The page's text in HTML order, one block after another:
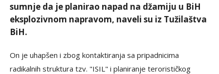
sumnje da je planirao napad na džamiju u BiH
eksplozivnom napravom, naveli su iz Tužilaštva
BiH.
On je uhapšen i zbog kontaktiranja sa pripadnicima
radikalnih struktura tzv. "ISIL" i planiranje terorističkog